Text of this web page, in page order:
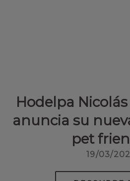
Hodelpa
anuncia su
pet
19/03/